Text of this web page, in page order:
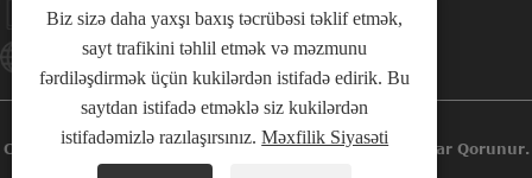
+86-18057712366 +86-18606632017
Lugaoteam@lugaoelectric.com
Copyright © 2023 Lugao Power Co.,Ltd. Bütün Hüquqlar Qorunur.
Biz sizə daha yaxşı baxış təcrübəsi təklif etmək,
sayt trafikini təhlil etmək və məzmunu
fərdiləşdirmək üçün kukilərdən istifadə edirik. Bu
saytdan istifadə etməklə siz kukilərdən
istifadəmizlə razılaşırsınız.Məxfilik Siyasəti